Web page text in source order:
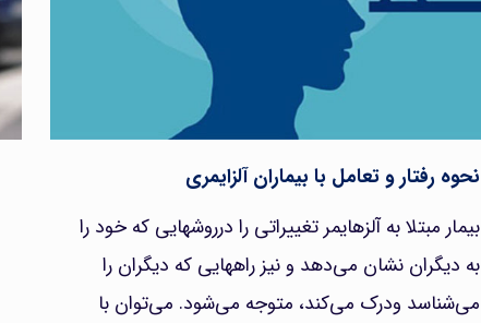
نحوه رفتار و تعامل با بیماران آلزایمری
بیمار مبتلا به آلزهایمر تغییراتی را درروشهایی که خود را
به دیگران نشان می‌دهد و نیز راههایی که دیگران را
می‌شناسد ودرک می‌کند، متوجه می‌شود. می‌توان با